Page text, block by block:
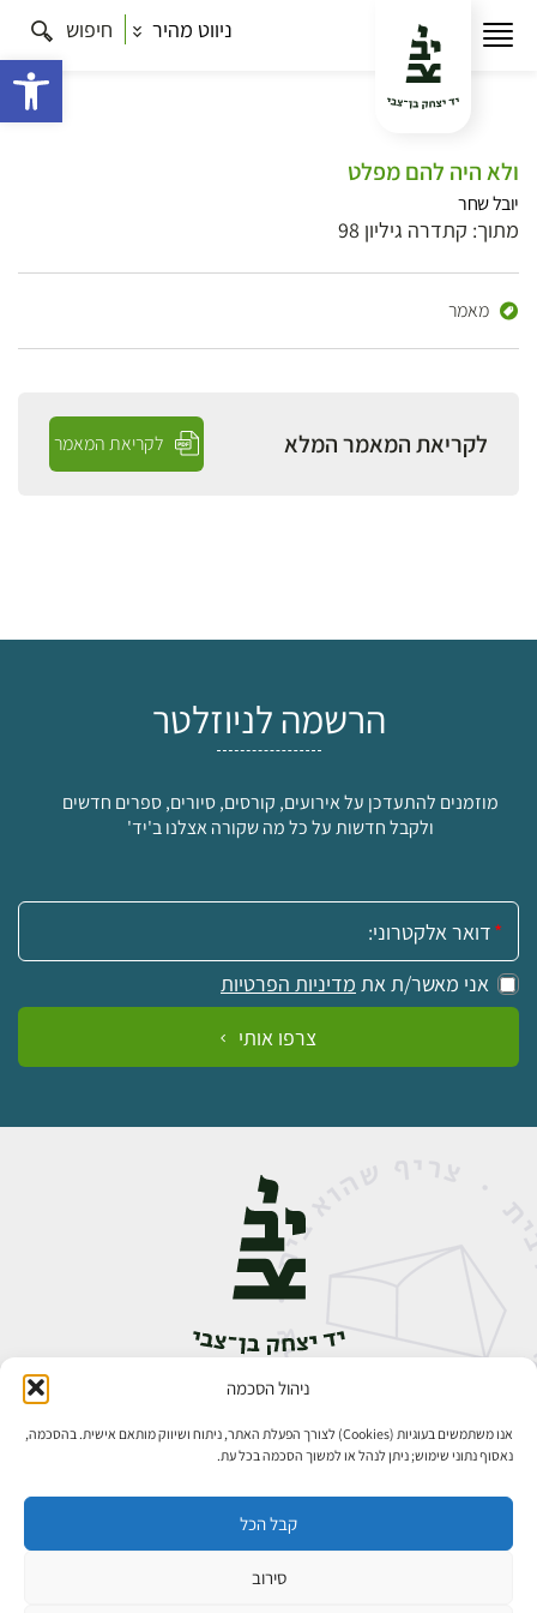
ניהול הסכמה
אנו משתמשים בעוגיות (Cookies) לצורך הפעלת האתר, ניתוח ושיווק מותאם אישית. בהסכמה,
נאסוף נתוני שימוש; ניתן לנהל או למשוך הסכמה בכל עת.
קבל הכל
סירוב
ניווט מהיר חיפוש
ולא היה להם מפלט
יובל שחר
מתוך: קתדרה גיליון 98
מאמר
לקריאת המאמר המלא לקריאת המאמר
הרשמה לניוזלטר
מוזמנים להתעדכן על אירועים, קורסים, סיורים, ספרים חדשים
ולקבל חדשות על כל מה שקורה אצלנו ב'יד'
אימייל:
אני מאשר/ת את מדיניות הפרטיות
צרפו אותי
אבן גבירול 14, רחביה, ירושלים